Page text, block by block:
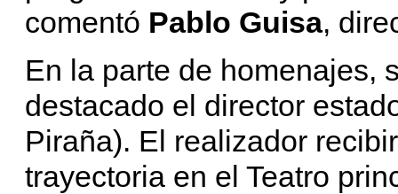
comentó Pablo Guisa,
En la parte de homenajes,
destacado el director
Piraña). El realizador
trayectoria en el Teatro